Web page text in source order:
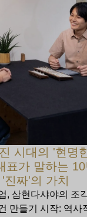
시대의 '현명
표가 말하는
짜'의 가치
삼현다샤야의 조
만들기 시작: 역사